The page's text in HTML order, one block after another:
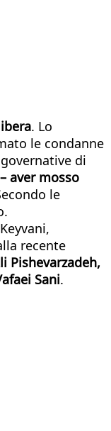
. Lo
le condanne
di
aver mosso
le
recente
Pishevarzadeh,
Sani.